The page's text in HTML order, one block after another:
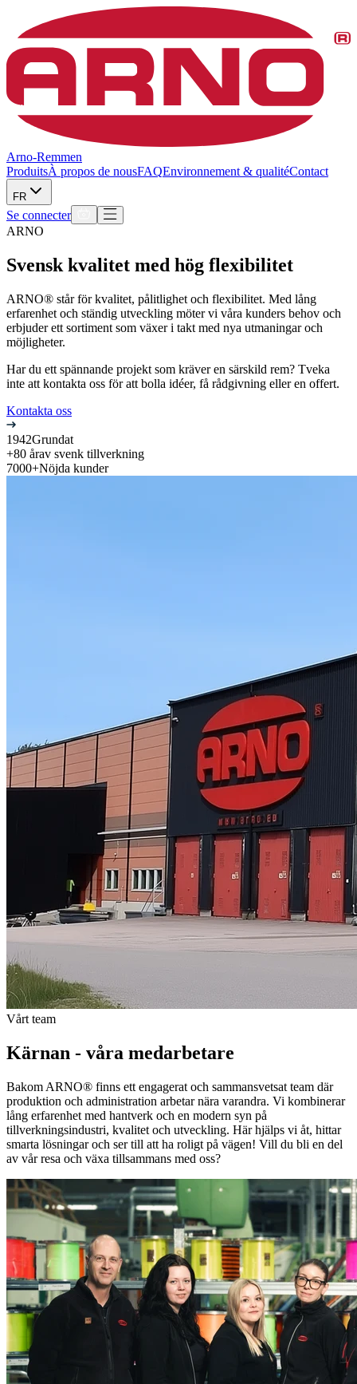
Arno-Remmen
ProduitsÀ propos de nousFAQEnvironnement & qualitéContact
FR
Se connecter
ARNO
Svensk kvalitet med hög flexibilitet
ARNO® står för kvalitet, pålitlighet och flexibilitet. Med lång
erfarenhet och ständig utveckling möter vi våra kunders behov och
erbjuder ett sortiment som växer i takt med nya utmaningar och
möjligheter.
Har du ett spännande projekt som kräver en särskild rem? Tveka
inte att kontakta oss för att bolla idéer, få rådgivning eller en offert.
Kontakta oss
1942Grundat
+80 årav svenk tillverkning
7000+Nöjda kunder
Vårt team
Kärnan - våra medarbetare
Bakom ARNO® finns ett engagerat och sammansvetsat team där
produktion och administration arbetar nära varandra. Vi kombinerar
lång erfarenhet med hantverk och en modern syn på
tillverkningsindustri, kvalitet och utveckling. Här hjälps vi åt, hittar
smarta lösningar och ser till att ha roligt på vägen! Vill du bli en del
av vår resa och växa tillsammans med oss?